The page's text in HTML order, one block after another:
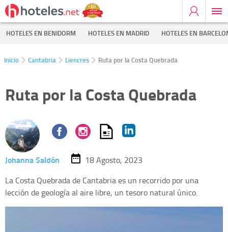
HOTELES EN BENIDORM HOTELES EN MADRID HOTELES EN
Inicio Cantabria Liencres Ruta por la Costa Quebrada
Ruta por la Costa Quebrada
Johanna Saldón
18 Agosto, 2023
La Costa Quebrada de Cantabria es un recorrido por una
lección de geología al aire libre, un tesoro natural único.